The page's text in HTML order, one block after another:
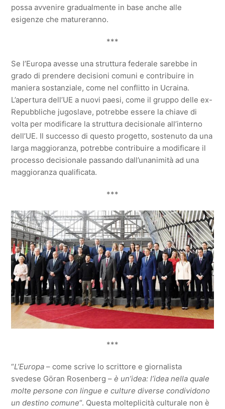
possa avvenire gradualmente in base anche alle
esigenze che matureranno.
***
Se l’Europa avesse una struttura federale sarebbe in
grado di prendere decisioni comuni e contribuire in
maniera sostanziale, come nel conflitto in Ucraina.
L’apertura dell’UE a nuovi paesi, come il gruppo delle ex-
Repubbliche jugoslave, potrebbe essere la chiave di
volta per modificare la struttura decisionale all’interno
dell’UE. Il successo di questo progetto, sostenuto da una
larga maggioranza, potrebbe contribuire a modificare il
processo decisionale passando dall’unanimità ad una
maggioranza qualificata.
***
***
“L’Europa – come scrive lo scrittore e giornalista
svedese Göran Rosenberg –è un’idea: l’idea nella quale
molte persone con lingue e culture diverse condividono
un destino comune“. Questa molteplicità culturale non è